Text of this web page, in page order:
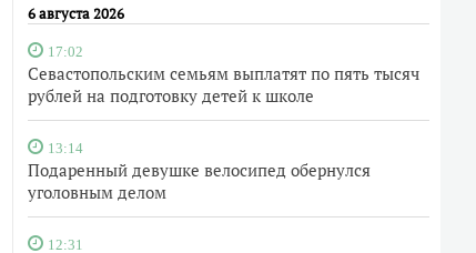
6 августа 2026
17:02
Севастопольским семьям выплатят по пять тысяч
рублей на подготовку детей к школе
13:14
Подаренный девушке велосипед обернулся
уголовным делом
12:31